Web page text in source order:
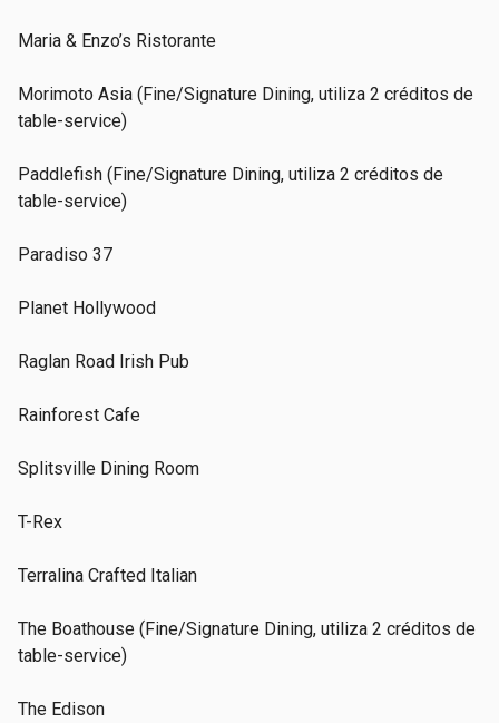
Maria & Enzo’s Ristorante
Morimoto Asia (Fine/Signature Dining, utiliza 2 créditos de
table-service)
Paddlefish (Fine/Signature Dining, utiliza 2 créditos de
table-service)
Paradiso 37
Planet Hollywood
Raglan Road Irish Pub
Rainforest Cafe
Splitsville Dining Room
T-Rex
Terralina Crafted Italian
The Boathouse (Fine/Signature Dining, utiliza 2 créditos de
table-service)
The Edison